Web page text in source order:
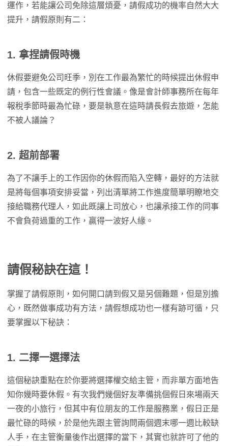
運作，若能讓公司免除這層煩憂，請假成功的機率自然大大
提升，請假原則有二：
1. 拿捏請假時機
休假要避免公司旺季，別在工作最為繁忙的時候提出休假申
請，包含一些既定的例行性會議。像是會計師事務所在每年
報稅季節時最為忙碌，要是執意在這時請長假去旅遊，怎能
不被人議論？
2. 超前部署
為了不讓手上的工作因你的休假而陷入空轉，最好的方法就
是將每個事項安排妥當，列出清單將工作進度簡單明瞭地交
接給職務代理人，如此既讓上司放心，也讓承接工作的同事
不會負荷過重的工作，贏得一波好人緣。
請假秘訣在這！
掌握了請假原則，如何開口請到假又是另個難題，但是別擔
心，既然做事成功有方法，請假想成功也一樣有跡可循，只
要掌握以下秘訣：
1. 二擇一選擇法
這個秘訣重點在於你要將選擇權交給主管，而非單方面地告
知你幾時要休假。有次我們幾個好友準備挑個假日來場兩天
一夜的小旅行，但其中有位朋友的工作是服務業，假日正是
最忙碌的時候，於是他先跟主管詢問兩個週末哪一週比較缺
人手，在主管衡量後作出選擇的當下，其實也就許可了他的